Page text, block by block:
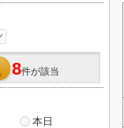
8件が該当
本日